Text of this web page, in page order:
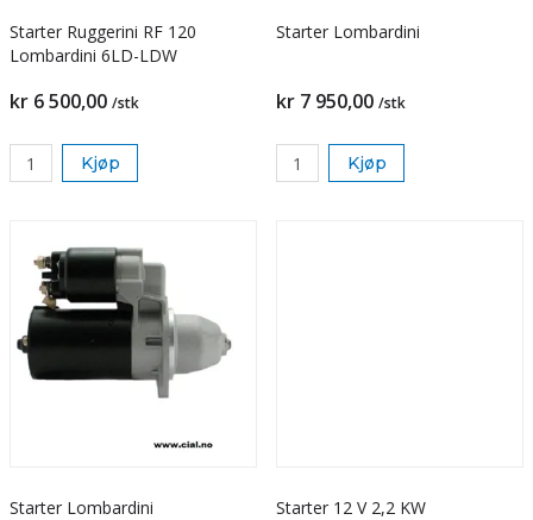
Starter Ruggerini RF 120
Lombardini 6LD-LDW
kr 6 500,00 /stk
Kjøp
Starter Lombardini
kr 7 950,00 /stk
Kjøp
Starter Lombardini Starter 12 V 2,2 KW